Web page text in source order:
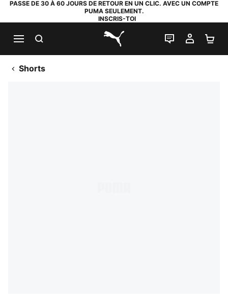
PASSE DE 30 À 60 JOURS DE RETOUR EN UN CLIC. AVEC UN COMPTE
PUMA SEULEMENT.
INSCRIS-TOI
PUMA.com
LIVE CHAT
MON
Shorts